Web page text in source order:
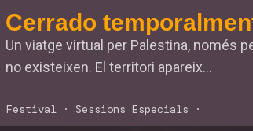
Cerrado
Un viatge virtual per Palestina, només
no existeixen. El territori apareix...
Festival · Sessions Especials ·